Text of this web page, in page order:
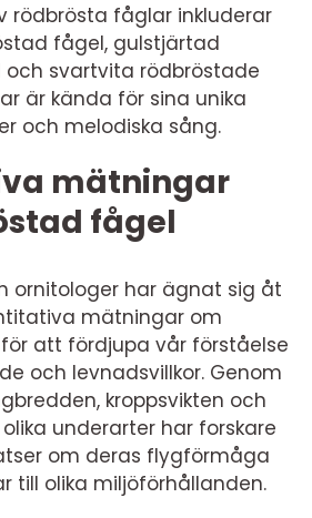
rödbrösta fåglar inkluderar
fågel, gulstjärtad
svartvita rödbröstade
är kända för sina unika
och melodiska sång.
mätningar
fågel
ornitologer har ägnat sig åt
mätningar om
att fördjupa vår förståelse
och levnadsvillkor. Genom
kroppsvikten och
underarter har forskare
om deras flygförmåga
till olika miljöförhållanden.